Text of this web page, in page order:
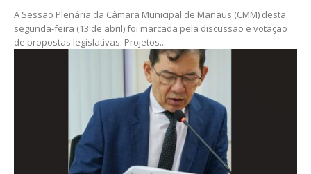
A Sessão Plenária da Câmara Municipal de Manaus (CMM) desta
segunda-feira (13 de abril) foi marcada pela discussão e votação
de propostas legislativas. Projetos...